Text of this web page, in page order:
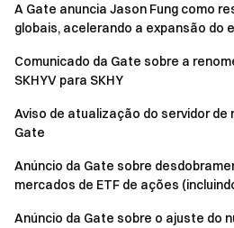
Transparência & Segurança
Prova de reservas
A Gate anuncia Jason Fung como
globais, acelerando a expansão do
Comunicado da Gate sobre a
SKHYV para SKHY
Aviso de atualização do servidor de
Gate
Anúncio da Gate sobre
mercados de ETF de ações
Anúncio da Gate sobre o ajuste do